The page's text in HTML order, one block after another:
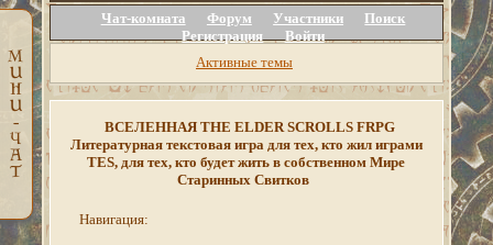
Чат-комната Форум Участники
Поиск
Регистрация
Войти
Активные темы
ВСЕЛЕННАЯ THE ELDER SCROLLS FRPG
Литературная текстовая игра для тех, кто жил играми
TES, для тех, кто будет жить в собственном Мире
Старинных Свитков
Навигация: